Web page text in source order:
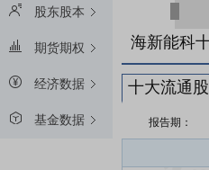
股东股本
期货期权
经济数据
基金数据
海新能科
十大流通
报告期：